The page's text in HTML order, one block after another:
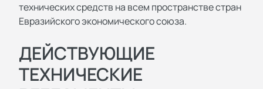
технических средств на всем пространстве стран
Евразийского экономического союза.
ДЕЙСТВУЮЩИЕ
ТЕХНИЧЕСКИЕ